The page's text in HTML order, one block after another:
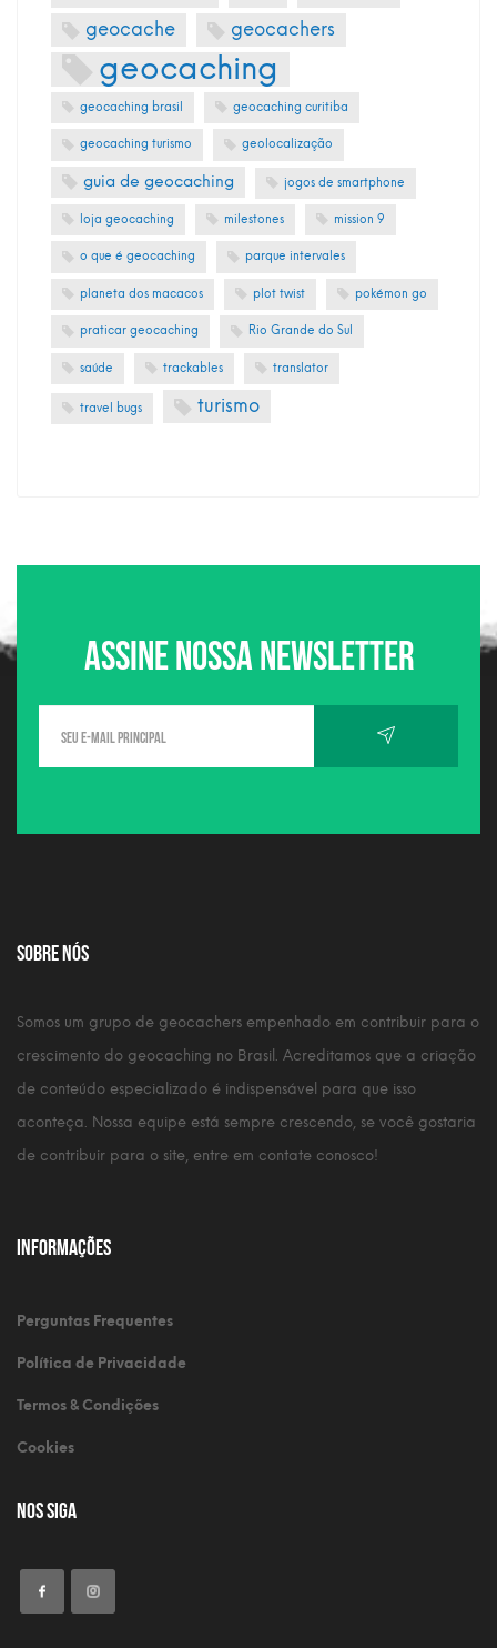
geocache geocachers
geocaching
geocaching brasil geocaching curitiba
geocaching turismo geolocalização
guia de geocaching jogos de smartphone
loja geocaching milestones mission 9
o que é geocaching parque intervales
planeta dos macacos plot twist pokémon go
praticar geocaching Rio Grande do Sul
saúde trackables translator
travel bugs turismo
Assine nossa newsletter
Sobre nós
Somos um grupo de geocachers empenhado em contribuir para o
crescimento do geocaching no Brasil. Acreditamos que a criação
de conteúdo especializado é indispensável para que isso
aconteça. Nossa equipe está sempre crescendo, se você gostaria
de contribuir para o site, entre em contate conosco!
Informações
Perguntas Frequentes
Política de Privacidade
Termos & Condições
Cookies
Nos Siga